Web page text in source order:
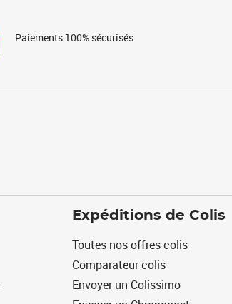
Paiements 100% sécurisés
Expéditions de Colis
Toutes nos offres colis
Comparateur colis
Envoyer un Colissimo